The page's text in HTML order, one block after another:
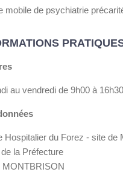
mobile de psychiatrie
au vendredi de 9h00 à 16h30
Hospitalier du Forez - site de
la Préfecture
MONTBRISON